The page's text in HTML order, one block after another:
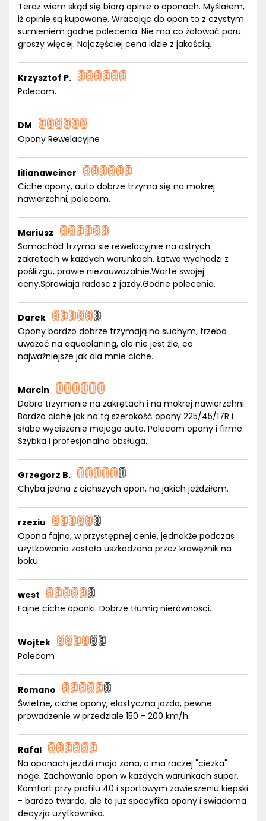
Teraz wiem skąd się biorą opinie o oponach. Myślałem,
iż opinie są kupowane. Wracając do opon to z czystym
sumieniem godne polecenia. Nie ma co żałować paru
groszy więcej. Najczęściej cena idzie z jakością.
Krzysztof P.
Polecam.
DM
Opony Rewelacyjne
lilianaweiner
Ciche opony, auto dobrze trzyma się na mokrej
nawierzchni, polecam.
Mariusz
Samochód trzyma sie rewelacyjnie na ostrych
zakretach w każdych warunkach. Łatwo wychodzi z
pośliizgu, prawie niezauwazalnie.Warte swojej
ceny.Sprawiaja radosc z jazdy.Godne polecenia.
Darek
Opony bardzo dobrze trzymają na suchym, trzeba
uważać na aquaplaning, ale nie jest źle, co
najważniejsze jak dla mnie ciche.
Marcin
Dobra trzymanie na zakrętach i na mokrej nawierzchni.
Bardzo ciche jak na tą szerokość opony 225/45/17R i
słabe wyciszenie mojego auta. Polecam opony i firme.
Szybka i profesjonalna obsługa.
Grzegorz B.
Chyba jedna z cichszych opon, na jakich jeździłem.
rzeziu
Opona fajna, w przystępnej cenie, jednakże podczas
użytkowania została uszkodzona przez krawężnik na
boku.
west
Fajne ciche oponki. Dobrze tłumią nierówności.
Wojtek
Polecam
Romano
Świetne, ciche opony, elastyczna jazda, pewne
prowadzenie w przedziale 150 - 200 km/h.
Rafal
Na oponach jezdzi moja zona, a ma raczej "ciezka"
noge. Zachowanie opon w kazdych warunkach super.
Komfort przy profilu 40 i sportowym zawieszeniu kiepski
- bardzo twardo, ale to juz specyfika opony i swiadoma
decyzja uzytkownika.